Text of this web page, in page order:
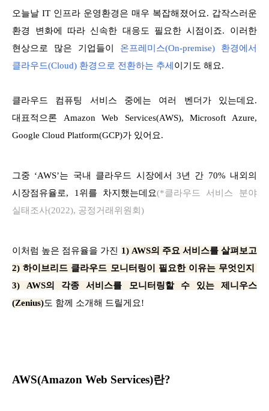
오늘날 IT 인프라 운영환경은 매우 복잡해졌어요. 갑작스러운
환경 변화에 따라 신속한 대응도 필요한 시점이죠. 이러한
현상으로 많은 기업들이 온프레미스(On-premise) 환경에서
클라우드(Cloud) 환경으로 전환하는 추세 이기도 해요.
클라우드 컴퓨팅 서비스 중에는 여러 벤더가 있는데요.
대표적으론 Amazon Web Services(AWS), Microsoft Azure,
Google Cloud Platform(GCP)가 있어요.
그중 ‘AWS’는 국내 클라우드 시장에서 3년 간 70% 내외의
시장점유율로, 1위를 차지했는데요(*클라우드 서비스 분야
실태조사(2022), 공정거래위원회)
이처럼 높은 점유율을 가진 1) AWS의 주요 서비스를 살펴보고
2) 하이브리드 클라우드 모니터링이 필요한 이유는 무엇인지
3) AWS의 각종 서비스를 모니터링할 수 있는 제니우스
(Zenius)도 함께 소개해 드릴게요!
AWS(Amazon Web Services)란?